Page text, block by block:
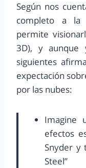
Según nos
completo a la
permite
3D), y aunque
siguientes
expectación
por las nubes:
Imagine
efectos
Snyder y
Steel”